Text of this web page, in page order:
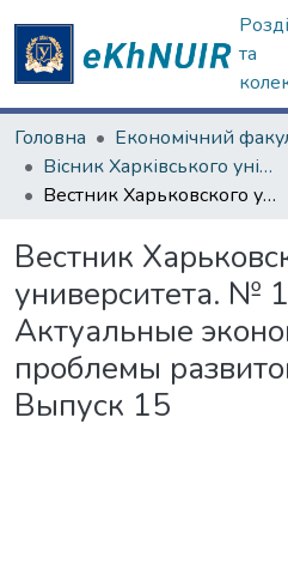
та
Головна
Економічний
Вісник Харківського університету. "Економіка", "Політекономія"
Вестник Харьковского университета. № 178. Актуальные экономические проблемы развитого социализма. Выпуск 15
Вестник
университета. №
Актуальные
проблемы
Выпуск 15